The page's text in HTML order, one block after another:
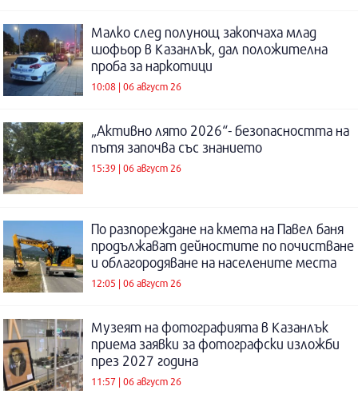
Малко след полунощ закопчаха млад
шофьор в Казанлък, дал положителна
проба за наркотици
10:08 | 06 август 26
„Активно лято 2026“- безопасността на
пътя започва със знанието
15:39 | 06 август 26
По разпореждане на кмета на Павел баня
продължават дейностите по почистване
и облагородяване на населените места
12:05 | 06 август 26
Музеят на фотографията в Казанлък
приема заявки за фотографски изложби
през 2027 година
11:57 | 06 август 26